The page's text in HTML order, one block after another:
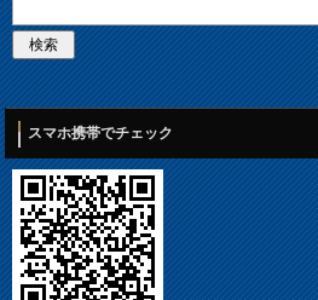
スマホ携帯でチェック